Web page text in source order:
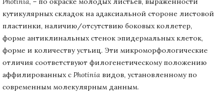
кутикулярных складок на адаксиальной стороне листовой
пластинки, наличию/отсутствию боковых коллетер,
форме антиклинальных стенок эпидермальных клеток,
форме и количеству устьиц. Эти микроморфологические
отличия соответствуют филогенетическому положению
аффилированных с Photinia видов, установленному по
современным молекулярным данным.